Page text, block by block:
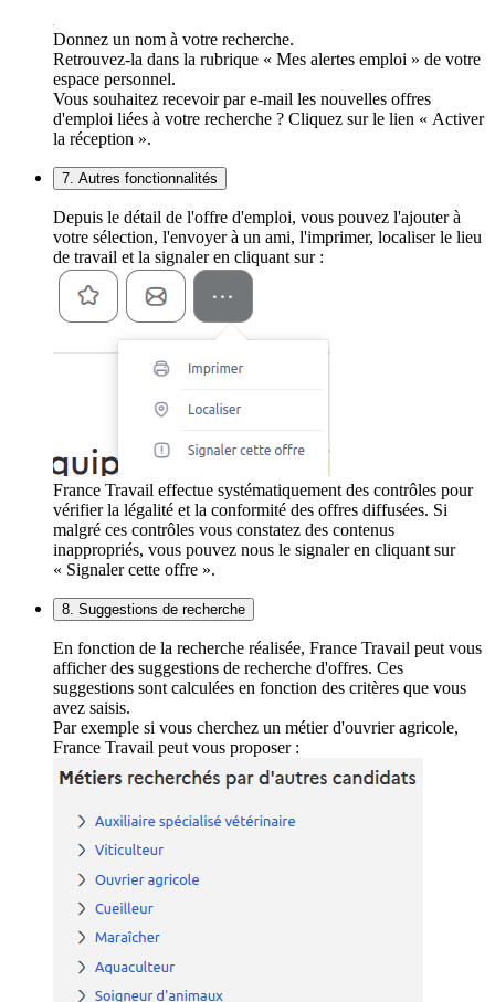
Donnez un nom à votre recherche.
Retrouvez-la dans la rubrique « Mes alertes emploi » de votre
espace personnel.
Vous souhaitez recevoir par e-mail les nouvelles offres
d'emploi liées à votre recherche ? Cliquez sur le lien « Activer
la réception ».
7. Autres fonctionnalités
Depuis le détail de l'offre d'emploi, vous pouvez l'ajouter à
votre sélection, l'envoyer à un ami, l'imprimer, localiser le lieu
de travail et la signaler en cliquant sur :
France Travail effectue systématiquement des contrôles pour
vérifier la légalité et la conformité des offres diffusées. Si
malgré ces contrôles vous constatez des contenus
inappropriés, vous pouvez nous le signaler en cliquant sur
« Signaler cette offre ».
8. Suggestions de recherche
En fonction de la recherche réalisée, France Travail peut vous
afficher des suggestions de recherche d'offres. Ces
suggestions sont calculées en fonction des critères que vous
avez saisis.
Par exemple si vous cherchez un métier d'ouvrier agricole,
France Travail peut vous proposer :